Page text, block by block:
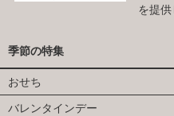
を提供
季節の特集
おせち
バレンタインデー